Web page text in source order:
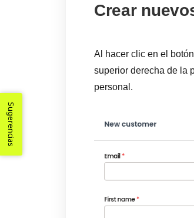
Crear
Al hacer clic en el
superior derecha de la
personal.
Sugerencias